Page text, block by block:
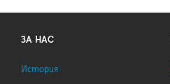
ЗА НАС
История